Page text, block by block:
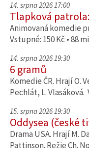
14. srpna 2026 17:00
Tlapková
Animovaná komedie
Vstupné: 150 Kč • 88
14. srpna 2026 19:30
6 gramů
Komedie ČR. Hrají O.
Pechlát, L. Vlasáková.
15. srpna 2026 19:30
Oddysea (české
Drama USA. Hrají M.
Pattinson. Režie Ch.